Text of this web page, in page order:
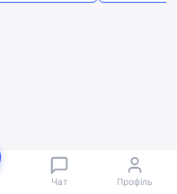
Чат Профіль